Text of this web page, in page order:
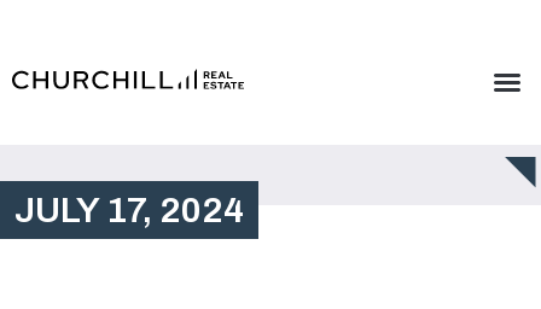
JULY 17, 2024